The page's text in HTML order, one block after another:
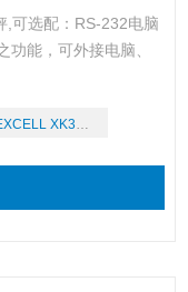
,可选配：RS-232电脑
功能，可外接电脑、
XK3150W